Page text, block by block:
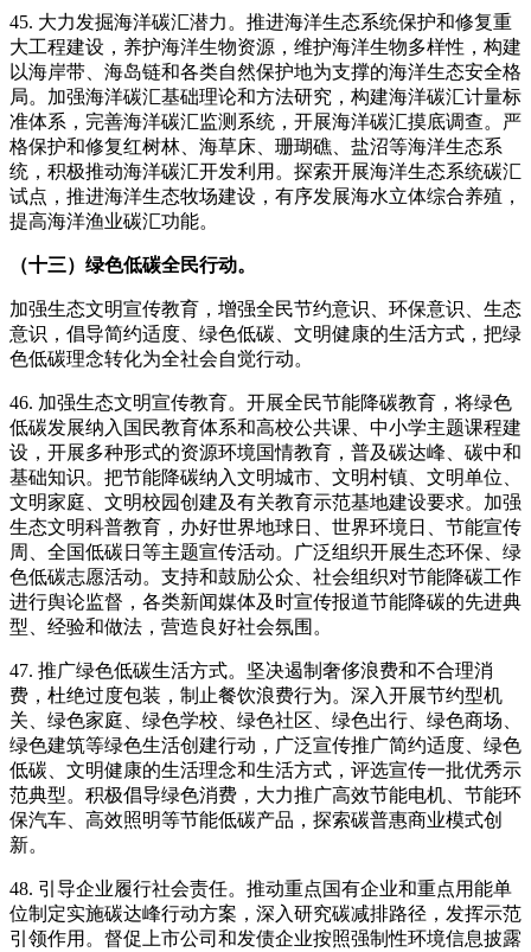
45. 大力发掘海洋碳汇潜力。推进海洋生态系统保护和修复重
大工程建设，养护海洋生物资源，维护海洋生物多样性，构建
以海岸带、海岛链和各类自然保护地为支撑的海洋生态安全格
局。加强海洋碳汇基础理论和方法研究，构建海洋碳汇计量标
准体系，完善海洋碳汇监测系统，开展海洋碳汇摸底调查。严
格保护和修复红树林、海草床、珊瑚礁、盐沼等海洋生态系
统，积极推动海洋碳汇开发利用。探索开展海洋生态系统碳汇
试点，推进海洋生态牧场建设，有序发展海水立体综合养殖，
提高海洋渔业碳汇功能。
（十三）绿色低碳全民行动。
加强生态文明宣传教育，增强全民节约意识、环保意识、生态
意识，倡导简约适度、绿色低碳、文明健康的生活方式，把绿
色低碳理念转化为全社会自觉行动。
46. 加强生态文明宣传教育。开展全民节能降碳教育，将绿色
低碳发展纳入国民教育体系和高校公共课、中小学主题课程建
设，开展多种形式的资源环境国情教育，普及碳达峰、碳中和
基础知识。把节能降碳纳入文明城市、文明村镇、文明单位、
文明家庭、文明校园创建及有关教育示范基地建设要求。加强
生态文明科普教育，办好世界地球日、世界环境日、节能宣传
周、全国低碳日等主题宣传活动。广泛组织开展生态环保、绿
色低碳志愿活动。支持和鼓励公众、社会组织对节能降碳工作
进行舆论监督，各类新闻媒体及时宣传报道节能降碳的先进典
型、经验和做法，营造良好社会氛围。
47. 推广绿色低碳生活方式。坚决遏制奢侈浪费和不合理消
费，杜绝过度包装，制止餐饮浪费行为。深入开展节约型机
关、绿色家庭、绿色学校、绿色社区、绿色出行、绿色商场、
绿色建筑等绿色生活创建行动，广泛宣传推广简约适度、绿色
低碳、文明健康的生活理念和生活方式，评选宣传一批优秀示
范典型。积极倡导绿色消费，大力推广高效节能电机、节能环
保汽车、高效照明等节能低碳产品，探索碳普惠商业模式创
新。
48. 引导企业履行社会责任。推动重点国有企业和重点用能单
位制定实施碳达峰行动方案，深入研究碳减排路径，发挥示范
引领作用。督促上市公司和发债企业按照强制性环境信息披露